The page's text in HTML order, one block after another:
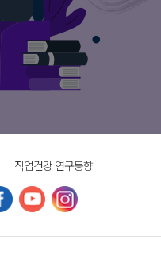
직업건강 연구동향